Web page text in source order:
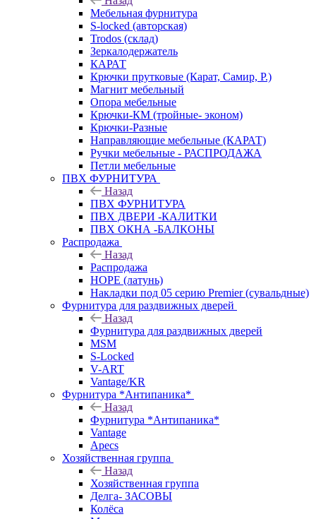
Мебельная фурнитура
S-locked (авторская)
Trodos (склад)
Зеркалодержатель
КАРАТ
Крючки прутковые (Карат, Самир, Р.)
Магнит мебельный
Опора мебельные
Крючки-КМ (тройные- эконом)
Крючки-Разные
Направляющие мебельные (КАРАТ)
Ручки мебельные - РАСПРОДАЖА
Петли мебельные
ПВХ ФУРНИТУРА
Назад
ПВХ ФУРНИТУРА
ПВХ ДВЕРИ -КАЛИТКИ
ПВХ ОКНА -БАЛКОНЫ
Распродажа
Назад
Распродажа
HOPE (латунь)
Накладки под 05 серию Premier (сувальдные)
Фурнитура для раздвижных дверей
Назад
Фурнитура для раздвижных дверей
MSM
S-Locked
V-ART
Vantage/KR
Фурнитура *Антипаника*
Назад
Фурнитура *Антипаника*
Vantage
Apecs
Хозяйственная группа
Назад
Хозяйственная группа
Делга- ЗАСОВЫ
Колёса